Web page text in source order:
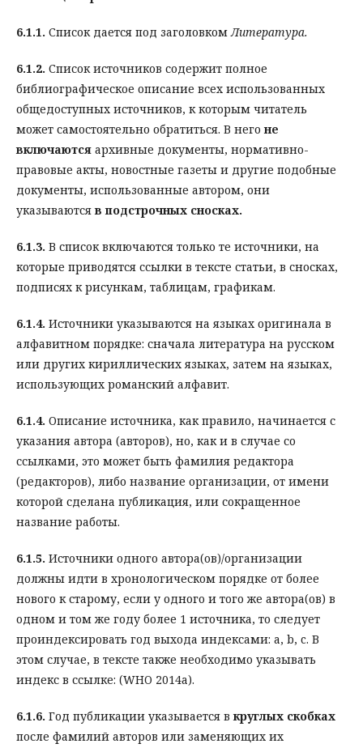
6.1.1. Список дается под заголовком Литература.
6.1.2. Список источников содержит полное
библиографическое описание всех использованных
общедоступных источников, к которым читатель
может самостоятельно обратиться. В негоне
включаются архивные документы, нормативно-
правовые акты, новостные газеты и другие подобные
документы, использованные автором, они
указываютсяв подстрочных сносках.
6.1.3. В список включаются только те источники, на
которые приводятся ссылки в тексте статьи, в сносках,
подписях к рисункам, таблицам, графикам.
6.1.4. Источники указываются на языках оригинала в
алфавитном порядке: сначала литература на русском
или других кириллических языках, затем на языках,
использующих романский алфавит.
6.1.4. Описание источника, как правило, начинается с
указания автора (авторов), но, как и в случае со
ссылками, это может быть фамилия редактора
(редакторов), либо название организации, от имени
которой сделана публикация, или сокращенное
название работы.
6.1.5. Источники одного автора(ов)/организации
должны идти в хронологическом порядке от более
нового к старому, если у одного и того же автора(ов) в
одном и том же году более 1 источника, то следует
проиндексировать год выхода индексами: a, b, c. В
этом случае, в тексте также необходимо указывать
индекс в ссылке: (WHO 2014a).
6.1.6. Год публикации указывается вкруглых скобках
после фамилий авторов или заменяющих их